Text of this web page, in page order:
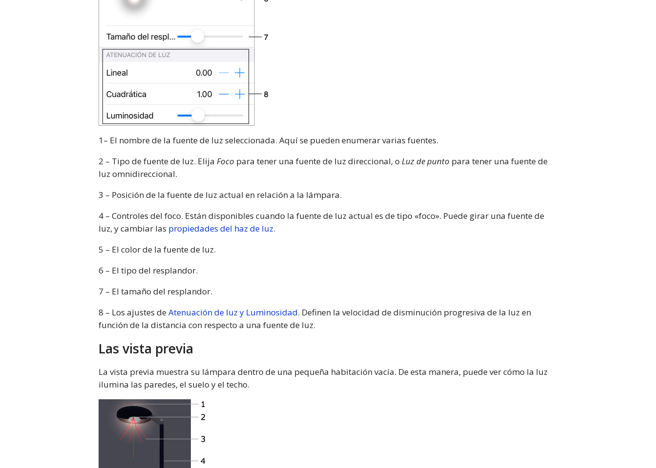
1– El nombre de la fuente de luz seleccionada. Aquí se pueden enumerar varias fuentes.
2 – Tipo de fuente de luz. Elija Foco para tener una fuente de luz direccional, o Luz de punto para tener una fuente de
luz omnidireccional.
3 – Posición de la fuente de luz actual en relación a la lámpara.
4 – Controles del foco. Están disponibles cuando la fuente de luz actual es de tipo «foco». Puede girar una fuente de
luz, y cambiar las propiedades del haz de luz.
5 – El color de la fuente de luz.
6 – El tipo del resplandor.
7 – El tamaño del resplandor.
8 – Los ajustes deAtenuación de luz y Luminosidad. Definen la velocidad de disminución progresiva de la luz en
función de la distancia con respecto a una fuente de luz.
Las vista previa
La vista previa muestra su lámpara dentro de una pequeña habitación vacía. De esta manera, puede ver cómo la luz
ilumina las paredes, el suelo y el techo.